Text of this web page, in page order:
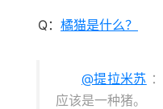
Q： 橘猫是什么？
@提拉米苏
应该是一种猪。